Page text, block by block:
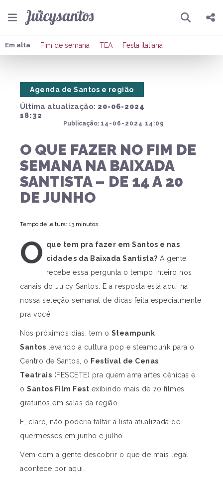
Pesquisar
Compartilhar
Em alta Fim de semana TEA Festa italiana
Última atualização: 20-06-2024
18:32
Publicação: 14-06-2024 14:09
Agenda de Santos e região
O QUE FAZER NO FIM DE
SEMANA NA BAIXADA
SANTISTA – DE 14 A 20
DE JUNHO
Tempo de leitura: 13 minutos
O que tem pra fazer em Santos e nas
cidades da Baixada Santista? A gente
recebe essa pergunta o tempo inteiro nos
canais do Juicy Santos. E a resposta está aqui na
nossa seleção semanal de dicas feita especialmente
pra você.
Nos próximos dias, tem o Steampunk
Santos levando a cultura pop e steampunk para o
Centro de Santos, o Festival de Cenas
Teatrais (FESCETE) pra quem ama artes cênicas e
o Santos Film Fest exibindo mais de 70 filmes
gratuitos em salas da região.
E, claro, não poderia faltar a lista atualizada de
quermesses em junho e julho.
Vem com a gente descobrir o que de mais legal
acontece por aqui…